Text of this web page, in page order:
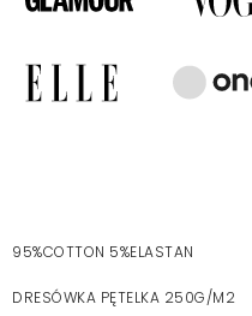
95%COTTON 5%ELASTAN
DRESÓWKA PĘTELKA 250G/M2